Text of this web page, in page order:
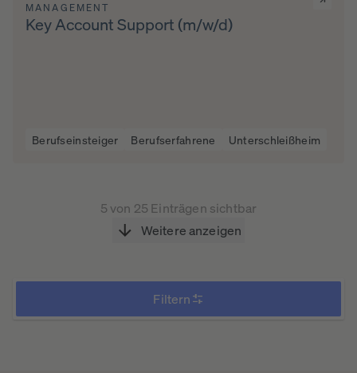
MANAGEMENT
Key Account Support (m/w/d)
Berufseinsteiger Berufserfahrene Unterschleißheim
5 von 25 Einträgen sichtbar
Weitere anzeigen
Filtern